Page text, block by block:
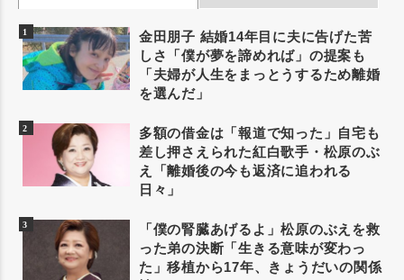
金田朋子 結婚14年目に夫に告げた苦
しさ「僕が夢を諦めれば」の提案も
「夫婦が人生をまっとうするため離婚
を選んだ」
多額の借金は「報道で知った」自宅も
差し押さえられた紅白歌手・松原のぶ
え「離婚後の今も返済に追われる
日々」
「僕の腎臓あげるよ」松原のぶえを救
った弟の決断「生きる意味が変わっ
た」移植から17年、きょうだいの関係